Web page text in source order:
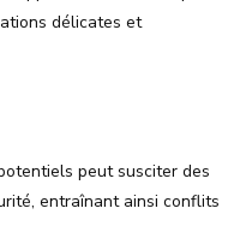
délicates et
peut susciter des
entraînant ainsi conflits